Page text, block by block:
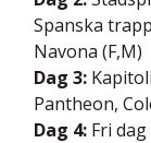
Spanska
Navona (F,M)
Dag 3:
Pantheon,
Dag 4: Fri